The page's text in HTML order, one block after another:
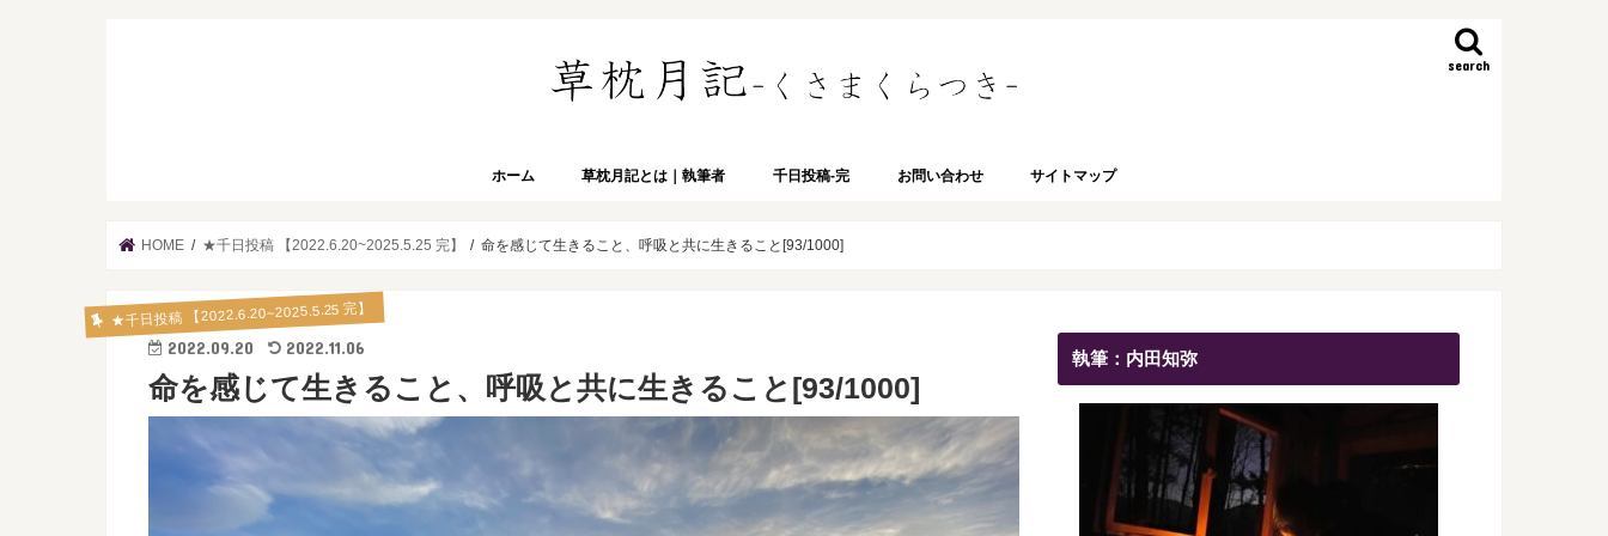
search
ホーム 草枕月記とは｜執筆者 千日投稿-完 お問い合わせ サイトマップ
HOME ★千日投稿 【2022.6.20~2025.5.25 完】 命を感じて生きること、呼吸と共に生きること[93/1000]
★千日投稿 【2022.6.20~2025.5.25 完】
2022.09.20 2022.11.06
命を感じて生きること、呼吸と共に生きること[93/1000]
執筆：内田知弥